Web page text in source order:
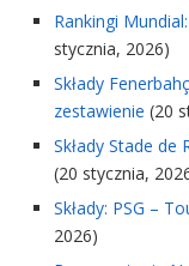
Rankingi
stycznia, 2026)
Składy
zestawienie (20
Składy Stade de
(20 stycznia,
Składy: PSG –
2026)